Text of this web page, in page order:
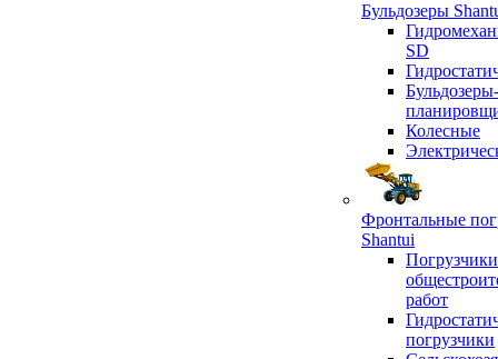
Бульдозеры
SD
Бульдозеры-
Колесные
Фронтальные
Shantui
работ
погрузчики